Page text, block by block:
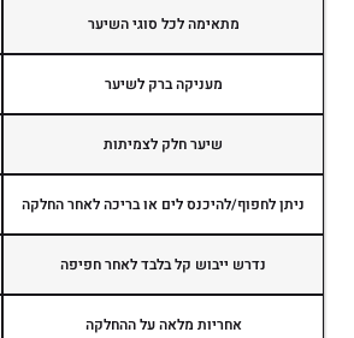
מתאימה לכל סוגי השיער
מעניקה ברק לשיער
שיער חלק לצמיתות
ניתן לחפוף/להיכנס לים או בריכה לאחר החלקה
נדרש ייבוש קל בלבד לאחר חפיפה
אחריות מלאה על ההחלקה